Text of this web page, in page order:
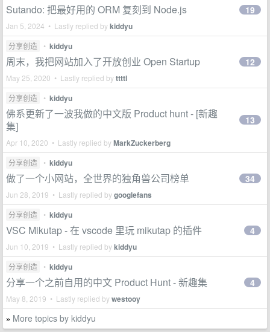
Sutando: 把最好用的 ORM 复刻到 Node.js
Jan 5, 2024 • Lastly replied bykiddyu
19
分享创造 • kiddyu
周末，我把网站加入了开放创业 Open Startup
May 25, 2020 • Lastly replied byttttl
12
分享创造 • kiddyu
佛系更新了一波我做的中文版 Product hunt - [新趣
集]
Apr 10, 2020 • Lastly replied byMarkZuckerberg
13
分享创造 • kiddyu
做了一个小网站，全世界的独角兽公司榜单
Jun 28, 2019 • Lastly replied bygooglefans
34
分享创造 • kiddyu
VSC Mikutap - 在 vscode 里玩 mikutap 的插件
Jun 10, 2019 • Lastly replied bykiddyu
4
分享创造 • kiddyu
分享一个之前自用的中文 Product Hunt - 新趣集
May 8, 2019 • Lastly replied bywestooy
4
» More topics by kiddyu